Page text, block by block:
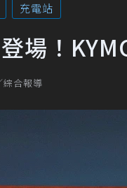
充電站
場！
綜合報導